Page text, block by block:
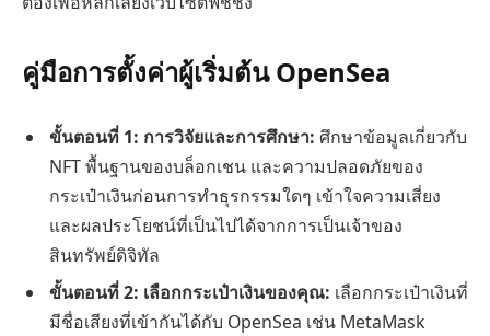
คู่มือการตั้งค่าผู้เริ่มต้น OpenSea
ขั้นตอนที่ 1: การวิจัยและการศึกษา: ศึกษาข้อมูลเกี่ยวกับ
NFT พื้นฐานของบล็อกเชน และความปลอดภัยของ
กระเป๋าเงินก่อนการทำธุรกรรมใดๆ เข้าใจความเสี่ยง
และผลประโยชน์ที่เป็นไปได้จากการเป็นเจ้าของ
สินทรัพย์ดิจิทัล
ขั้นตอนที่ 2: เลือกกระเป๋าเงินของคุณ: เลือกกระเป๋าเงินที่
มีชื่อเสียงที่เข้ากันได้กับ OpenSea เช่น MetaMask